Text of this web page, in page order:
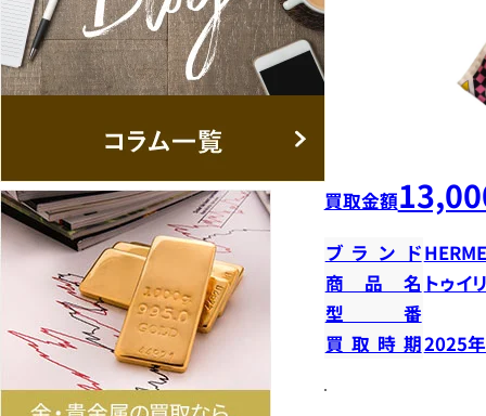
買取金額
ブランド
商品名 トゥイ
型番
買取時期2025